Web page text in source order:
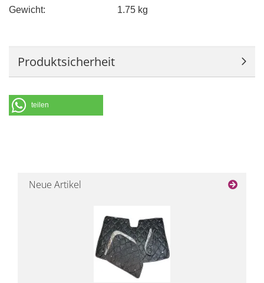
Gewicht: 1.75 kg
Produktsicherheit
teilen
Neue Artikel